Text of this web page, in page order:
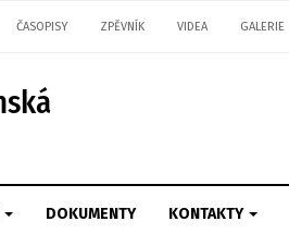
ČASOPISY ZPĚVNÍK VIDEA GALERIE
DOKUMENTY KONTAKTY